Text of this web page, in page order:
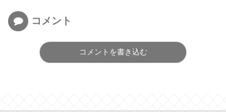
コメント
コメントを書き込む